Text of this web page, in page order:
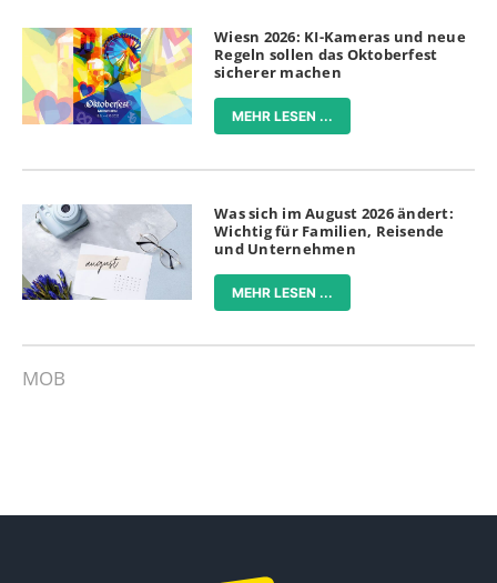
Wiesn 2026: KI-Kameras und neue
Regeln sollen das Oktoberfest
sicherer machen
MEHR LESEN ...
Was sich im August 2026 ändert:
Wichtig für Familien, Reisende
und Unternehmen
MEHR LESEN ...
MOB